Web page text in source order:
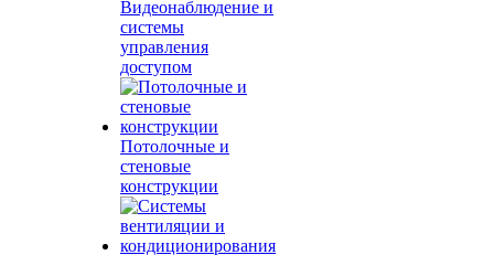
Видеонаблюдение и
системы
управления
доступом
Потолочные и
стеновые
конструкции